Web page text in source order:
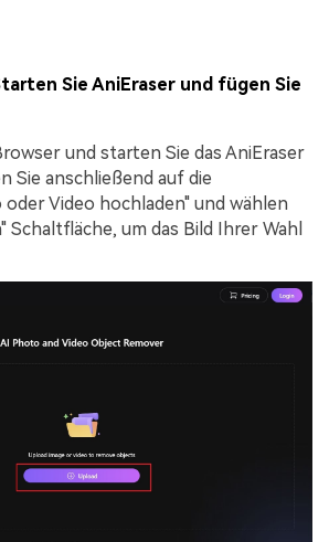
Sie AniEraser und fügen Sie
und starten Sie das AniEraser
Sie anschließend auf die
Video hochladen" und wählen
Schaltfläche, um das Bild Ihrer Wahl